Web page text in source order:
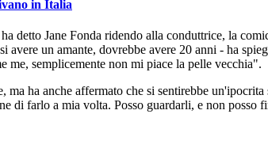
in Italia
detto Jane Fonda ridendo alla conduttrice, la
un amante, dovrebbe avere 20 anni - ha
me, semplicemente non mi piace la pelle vecchia".
ha anche affermato che si sentirebbe
farlo a mia volta. Posso guardarli, e non posso